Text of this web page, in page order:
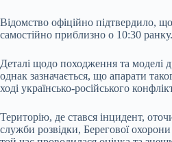
Відомство офіційно підтвердило,
самостійно приблизно о 10:30 ранку.
Деталі щодо походження та моделі
однак зазначається, що апарати
ході українсько-російського
Територію, де стався інцидент,
служби розвідки, Берегової